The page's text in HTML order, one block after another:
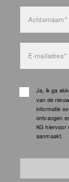
Achternaam*
E-mailadres*
Ja, ik ga
van de
informatie
ontvangen
KG hiervoor
aanmaakt.